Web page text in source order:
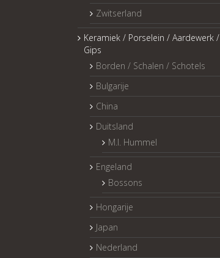
Zwitserland
Keramiek / Porselein / Aardewerk /
Gips
Borden / Schalen / Schotels
Bulgarije
China
Duitsland
M.I. Hummel
Engeland
Bossons
Hongarije
Japan
Nederland